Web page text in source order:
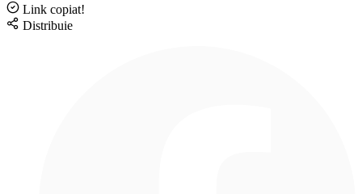
Link copiat!
Distribuie